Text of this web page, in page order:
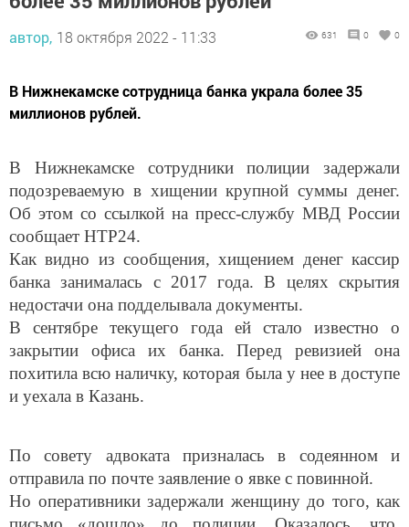
автор, 18 октября 2022 - 11:33 631 0 0
В Нижнекамске сотрудница банка украла более 35
миллионов рублей.
В Нижнекамске сотрудники полиции задержали
подозреваемую в хищении крупной суммы денег.
Об этом со ссылкой на пресс-службу МВД России
сообщает НТР24.
Как видно из сообщения, хищением денег кассир
банка занималась с 2017 года. В целях скрытия
недостачи она подделывала документы.
В сентябре текущего года ей стало известно о
закрытии офиса их банка. Перед ревизией она
похитила всю наличку, которая была у нее в доступе
и уехала в Казань.
По совету адвоката призналась в содеянном и
отправила по почте заявление о явке с повинной.
Но оперативники задержали женщину до того, как